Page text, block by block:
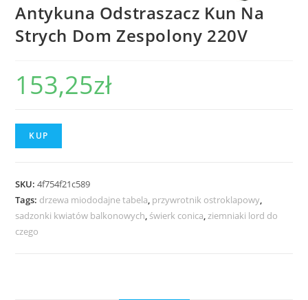
Antykuna Odstraszacz Kun Na
Strych Dom Zespolony 220V
153,25zł
KUP
SKU:4f754f21c589
Tags: drzewa miododajne tabela przywrotnik ostroklapowy
sadzonki kwiatów balkonowych świerk conica ziemniaki lord do
czego